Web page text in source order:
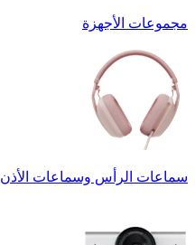
مجموعات الأجهزة
سماعات الرأس وسماعات الأذن